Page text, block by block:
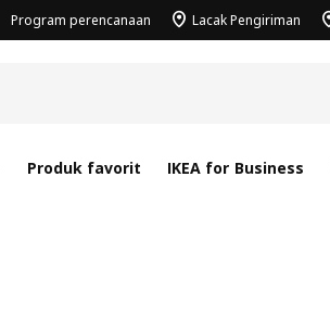
Program perencanaan Lacak Pengiriman
Produk favorit IKEA for Business